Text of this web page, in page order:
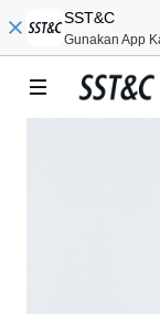
SST&C
Gunakan App